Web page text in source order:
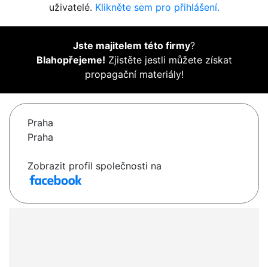
uživatelé. Klikněte sem pro přihlášení.
Jste majitelem této firmy?
Blahopřejeme! Zjistěte jestli můžete získat
propagační materiály!
Praha
Praha
Zobrazit profil společnosti na